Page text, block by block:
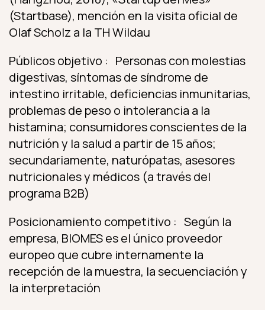
(Startbase), mención en la visita oficial de
Olaf Scholz a la TH Wildau
Públicos objetivo : Personas con molestias
digestivas, síntomas de síndrome de
intestino irritable, deficiencias inmunitarias,
problemas de peso o intolerancia a la
histamina; consumidores conscientes de la
nutrición y la salud a partir de 15 años;
secundariamente, naturópatas, asesores
nutricionales y médicos (a través del
programa B2B)
Posicionamiento competitivo : Según la
empresa, BIOMES es el único proveedor
europeo que cubre internamente la
recepción de la muestra, la secuenciación y
la interpretación